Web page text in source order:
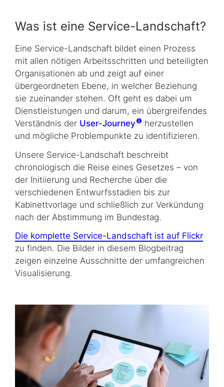
Was ist eine Service-Landschaft?
Eine Service-Landschaft bildet einen Prozess
mit allen nötigen Arbeitsschritten und beteiligten
Organisationen ab und zeigt auf einer
übergeordneten Ebene, in welcher Beziehung
sie zueinander stehen. Oft geht es dabei um
Dienstleistungen und darum, ein übergreifendes
Verständnis der User-Journey
herzustellen
und mögliche Problempunkte zu identifizieren.
Unsere Service-Landschaft beschreibt
chronologisch die Reise eines Gesetzes – von
der Initiierung und Recherche über die
verschiedenen Entwurfsstadien bis zur
Kabinettvorlage und schließlich zur Verkündung
nach der Abstimmung im Bundestag.
Die komplette Service-Landschaft ist auf Flickr
zu finden. Die Bilder in diesem Blogbeitrag
zeigen einzelne Ausschnitte der umfangreichen
Visualisierung.